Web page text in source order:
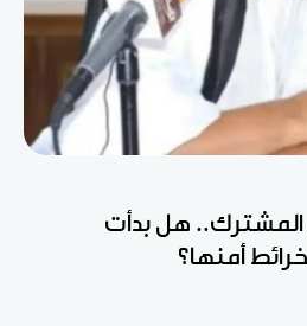
المشترك.. هل بدأت
أمنها؟